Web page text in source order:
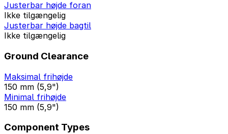
Justerbar højde foran
Ikke tilgængelig
Justerbar højde bagtil
Ikke tilgængelig
Ground Clearance
Maksimal frihøjde
150 mm (5,9")
Minimal frihøjde
150 mm (5,9")
Component Types